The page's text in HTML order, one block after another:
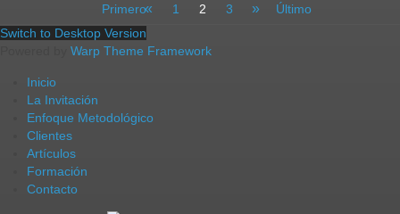
Primero« 1 2 3 »
Último
Switch to Desktop Version
Warp Theme Framework
Inicio
La Invitación
Enfoque Metodológico
Clientes
Artículos
Formación
Contacto